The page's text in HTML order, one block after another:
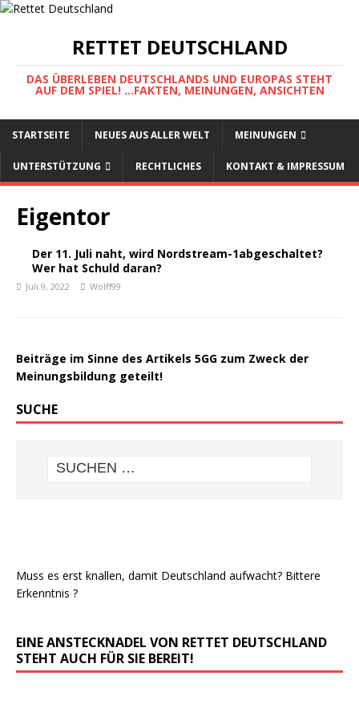
RETTET DEUTSCHLAND
DAS ÜBERLEBEN DEUTSCHLANDS UND EUROPAS STEHT
AUF DEM SPIEL! ...FAKTEN, MEINUNGEN, ANSICHTEN
STARTSEITE NEUES AUS ALLER WELT MEINUNGEN
UNTERSTÜTZUNG RECHTLICHES KONTAKT & IMPRESSUM
Eigentor
Der 11. Juli naht, wird Nordstream-1abgeschaltet?
Wer hat Schuld daran?
Juli 9, 2022 Wolff99
Beiträge im Sinne des Artikels 5GG zum Zweck der
Meinungsbildung geteilt!
SUCHE
Muss es erst knallen, damit Deutschland aufwacht? Bittere
Erkenntnis ?
EINE ANSTECKNADEL VON RETTET DEUTSCHLAND
STEHT AUCH FÜR SIE BEREIT!